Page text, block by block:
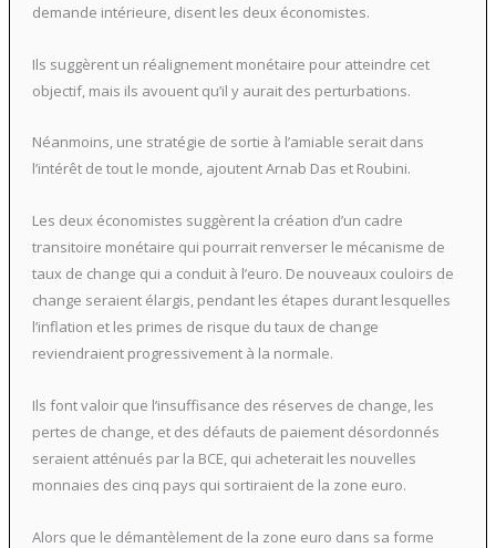
demande intérieure, disent les deux économistes.
Ils suggèrent un réalignement monétaire pour atteindre cet
objectif, mais ils avouent qu’il y aurait des perturbations.
Néanmoins, une stratégie de sortie à l’amiable serait dans
l’intérêt de tout le monde, ajoutent Arnab Das et Roubini.
Les deux économistes suggèrent la création d’un cadre
transitoire monétaire qui pourrait renverser le mécanisme de
taux de change qui a conduit à l’euro. De nouveaux couloirs de
change seraient élargis, pendant les étapes durant lesquelles
l’inflation et les primes de risque du taux de change
reviendraient progressivement à la normale.
Ils font valoir que l’insuffisance des réserves de change, les
pertes de change, et des défauts de paiement désordonnés
seraient atténués par la BCE, qui acheterait les nouvelles
monnaies des cinq pays qui sortiraient de la zone euro.
Alors que le démantèlement de la zone euro dans sa forme